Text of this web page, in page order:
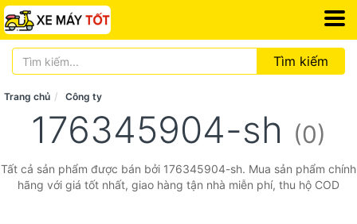
Tìm kiếm
Trang chủ Công ty
176345904-sh (0)
Tất cả sản phẩm được bán bởi 176345904-sh. Mua sản phẩm chính
hãng với giá tốt nhất, giao hàng tận nhà miễn phí, thu hộ COD